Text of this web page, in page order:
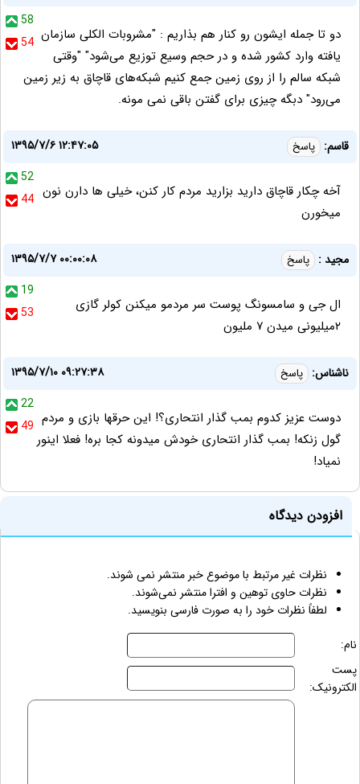
58
54 دو تا جمله ایشون رو کنار هم بذاریم : "مشروبات الکلی سازمان
یافته وارد کشور شده و در حجم وسیع توزیع می‌شود" "وقتی
شبکه سالم را از روی زمین جمع کنیم شبکه‌های قاچاق به زیر زمین
می‌رود" دبگه چیزی برای گفتن باقی نمی مونه.
قاسم: پاسخ
۱۳۹۵/۷/۶ ۱۲:۴۷:۰۵
52
44 آخه چکار قاچاق دارید بزارید مردم کار کنن، خیلی ها دارن نون
میخورن
مجید : پاسخ
۱۳۹۵/۷/۷ ۰۰:۰۰:۰۸
19
53
ال جی و سامسونگ پوست سر مردمو میکنن کولر گازی
۲میلیونی میدن ۷ ملیون
ناشناس: پاسخ
۱۳۹۵/۷/۱۰ ۰۹:۲۷:۳۸
22
49 دوست عزیز کدوم بمب گذار انتحاری؟! این حرقها بازی و مردم
گول زنکه! بمب گذار انتحاری خودش میدونه کجا بره! فعلا اینور
نمیاد!
افزودن دیدگاه
نظرات غیر مرتبط با موضوع خبر منتشر نمی شوند.
نظرات حاوی توهین و افترا منتشر نمی‌شوند.
لطفاً نظرات خود را به صورت فارسی بنویسید.
نام:
پست
الکترونیک: